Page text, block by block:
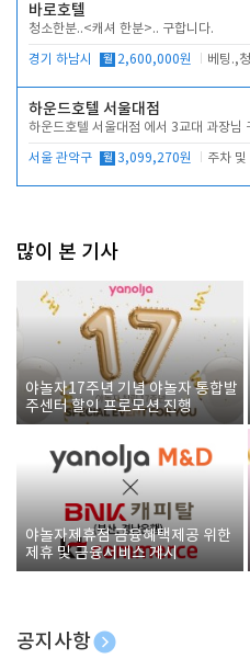
바로호텔
청소한분..<캐셔 한분>.. 구합니다.
경기 하남시 월 2,600,000원
하운드호텔 서울대점
하운드호텔 서울대점 에서 3교대 과장님
서울 관악구 월 3,099,270원
많이 본 기사
야놀자17주년 기념 야놀자 통합발
주센터 할인 프로모션 진행
야놀자제휴점 금융혜택제공 위한
제휴 및 금융서비스 게시
공지사항
[호텔업] 개인정보 처리방침 개정본1